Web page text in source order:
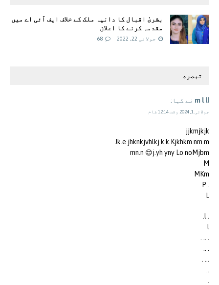
بشریٰ اقبال کا دانیہ ملک کے خلاف ایف آئی اے میں
مقدمہ کرنے کا اعلان
جولائی 22, 2022 68
تبصره
m l ll نے کہا:
جولائی 1, 2024 وقت 12:14 شام
jjkmjkjk
Jk.e jhknkjvhlkj k k.Kjkhkm.nm.m
mn.n 😌j.yh yny Lo noMjbm
M
MKm
L
l